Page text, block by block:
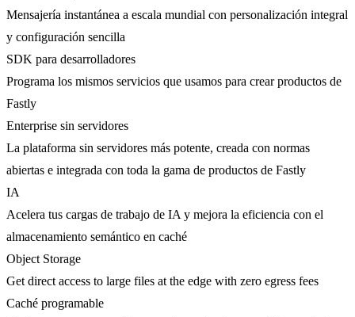
Mensajería instantánea a escala mundial con personalización integral
y configuración sencilla
SDK para desarrolladores
Programa los mismos servicios que usamos para crear productos de
Fastly
Enterprise sin servidores
La plataforma sin servidores más potente, creada con normas
abiertas e integrada con toda la gama de productos de Fastly
IA
Acelera tus cargas de trabajo de IA y mejora la eficiencia con el
almacenamiento semántico en caché
Object Storage
Get direct access to large files at the edge with zero egress fees
Caché programable